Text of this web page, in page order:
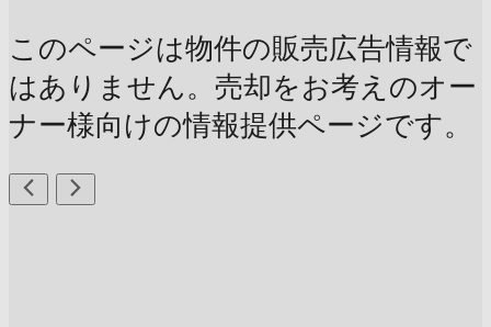
このページは物件の販売広告情報で
はありません。売却をお考えのオー
ナー様向けの情報提供ページです。